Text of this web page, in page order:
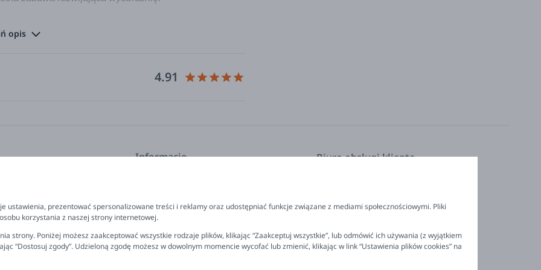
których jest aż 250!
850 Ożarów Mazowiecki Macierzysz, ul. Sławęcińska 16
opis
4.91
polityka prywatności
Informacje
Newsletter
Kontakt
Ustawienia plików cookies
Biuro obsługi klienta
+48 694 596 187
ustawienia, prezentować spersonalizowane treści i reklamy oraz udostępniać funkcje związane z mediami społecznościowymi. Pliki
korzystania z naszej strony internetowej.
strony. Poniżej możesz zaakceptować wszystkie rodzaje plików, klikając “Zaakceptuj wszystkie”, lub odmówić ich używania (z wyjątkiem
“Dostosuj zgody”. Udzieloną zgodę możesz w dowolnym momencie wycofać lub zmienić, klikając w link “Ustawienia plików cookies” na